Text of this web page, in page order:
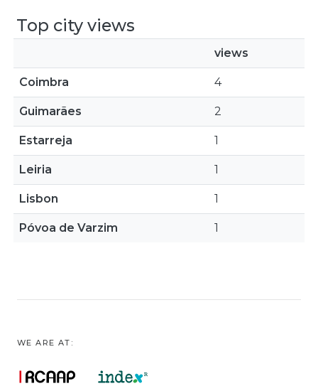
Top city views
views
Coimbra 4
Guimarães 2
Estarreja 1
Leiria 1
Lisbon 1
Póvoa de Varzim 1
WE ARE AT: